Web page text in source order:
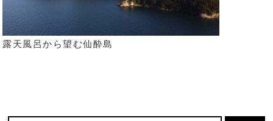
露天風呂から望む仙酔島